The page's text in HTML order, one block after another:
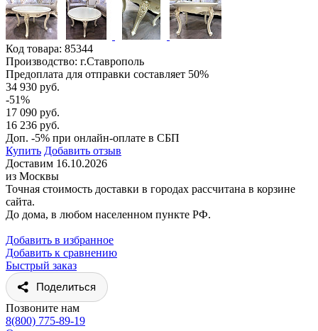
Код товара: 85344
Производство: г.Ставрополь
Предоплата для отправки составляет 50%
34 930 руб.
-51%
17 090 руб.
16 236 руб.
Доп. -5% при онлайн-оплате в СБП
Купить Добавить отзыв
Доставим 16.10.2026
из Москвы
Точная стоимость доставки в городах рассчитана в корзине
сайта.
До дома, в любом населенном пункте РФ.
Добавить в избранное
Добавить к сравнению
Быстрый заказ
Поделиться
Позвоните нам
8(800) 775-89-19